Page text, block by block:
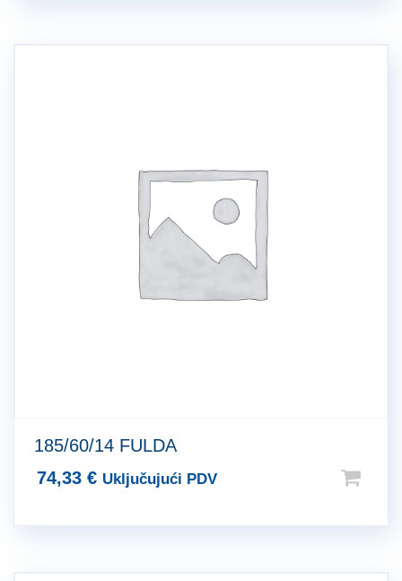
185/60/14 FULDA
74,33 € Uključujući PDV